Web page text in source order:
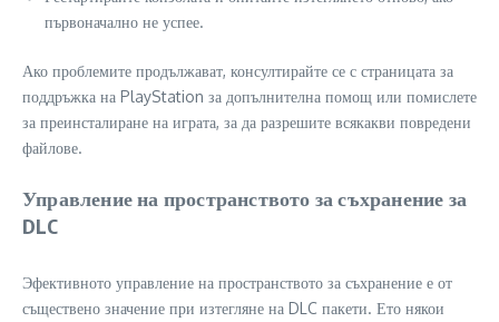
първоначално не успее.
Ако проблемите продължават, консултирайте се с страницата за
поддръжка на PlayStation за допълнителна помощ или помислете
за преинсталиране на играта, за да разрешите всякакви повредени
файлове.
Управление на пространството за съхранение за
DLC
Эфективното управление на пространството за съхранение е от
съществено значение при изтегляне на DLC пакети. Ето някои